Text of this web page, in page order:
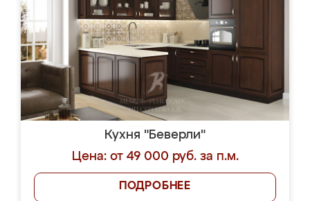
Кухня "Беверли"
Цена: от 49 000 руб. за п.м.
ПОДРОБНЕЕ